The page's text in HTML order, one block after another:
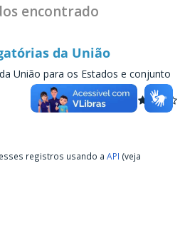
encontrado
da União
União para os Estados e conjunto
registros usando a API (veja